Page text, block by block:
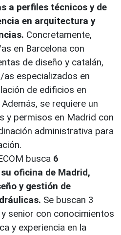
a perfiles técnicos y de
en arquitectura y
Concretamente,
en Barcelona con
de diseño y catalán,
especializados en
de edificios en
se requiere un
y permisos en Madrid con
administrativa para
busca 6
oficina de Madrid,
y gestión de
Se buscan 3
senior con conocimientos
y experiencia en la